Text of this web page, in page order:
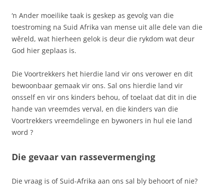
‘n Ander moeilike taak is geskep as gevolg van die
toestroming na Suid Afrika van mense uit alle dele van die
wêreld, wat hierheen gelok is deur die rykdom wat deur
God hier geplaas is.
Die Voortrekkers het hierdie land vir ons verower en dit
bewoonbaar gemaak vir ons. Sal ons hierdie land vir
onsself en vir ons kinders behou, of toelaat dat dit in die
hande van vreemdes verval, en die kinders van die
Voortrekkers vreemdelinge en bywoners in hul eie land
word ?
Die gevaar van rassevermenging
Die vraag is of Suid-Afrika aan ons sal bly behoort of nie?